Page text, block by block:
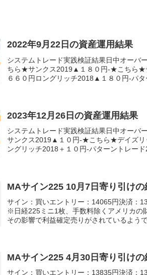
2022年9月22日の資産運用結果
システムトレード実践検証結果日中オーバ
ちら★サンクス2019▲１８０円-★こちら★
６６０円ロングリッチ2018▲１８０円-パタ
2023年12月26日の資産運用結果
システムトレード実践検証結果日中オー
サンクス2019▲１０円-★こちら★デイズリ
ングリッチ2018＋１０円-パターントレー
MAサイン225 10月7日寄り引けの
サイン：買いエントリー：14065円決済
※日経225ミニ1枚、手数料除くアメリカの
その影響で利益確定売りがされているようで
MAサイン225 4月30日寄り引けの
サイン：買いエントリー：13835円決済：